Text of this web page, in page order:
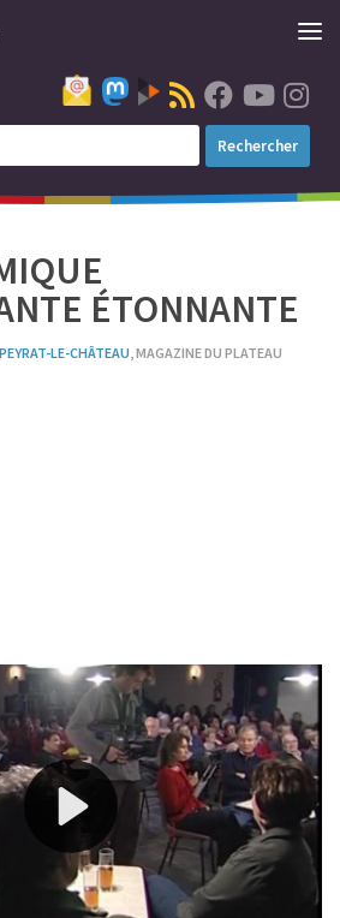
ÉTONNANTE
LE-CHÂTEAU , MAGAZINE DU PLATEAU
il existe une véritable activité
pour 1100 habitants.